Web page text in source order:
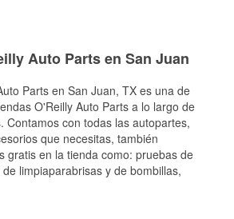
Auto Parts en San Juan
Parts en San Juan, TX es una de
O'Reilly Auto Parts a lo largo de
Contamos con todas las autopartes,
que necesitas, también
gratis en la tienda como: pruebas de
limpiaparabrisas y de bombillas,